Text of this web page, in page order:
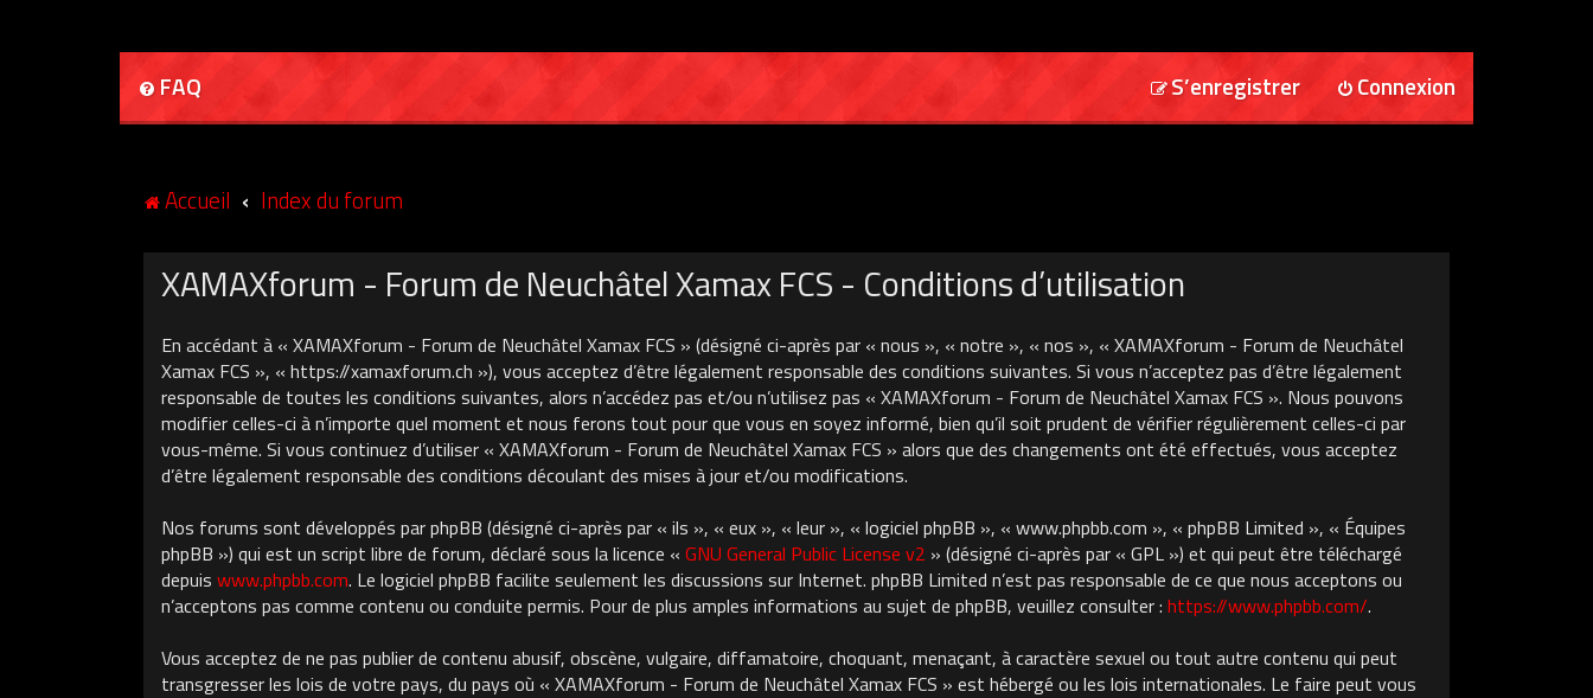
FAQ Connexion
S’enregistrer
Accueil Index du forum
XAMAXforum - Forum de Neuchâtel Xamax FCS - Conditions d’utilisation
En accédant à « XAMAXforum - Forum de Neuchâtel Xamax FCS » (désigné ci-après par « nous », « notre », « nos », « XAMAXforum - Forum de Neuchâtel
Xamax FCS », « https://xamaxforum.ch »), vous acceptez d’être légalement responsable des conditions suivantes. Si vous n’acceptez pas d’être légalement
responsable de toutes les conditions suivantes, alors n’accédez pas et/ou n’utilisez pas « XAMAXforum - Forum de Neuchâtel Xamax FCS ». Nous pouvons
modifier celles-ci à n’importe quel moment et nous ferons tout pour que vous en soyez informé, bien qu’il soit prudent de vérifier régulièrement celles-ci par
vous-même. Si vous continuez d’utiliser « XAMAXforum - Forum de Neuchâtel Xamax FCS » alors que des changements ont été effectués, vous acceptez
d’être légalement responsable des conditions découlant des mises à jour et/ou modifications.
Nos forums sont développés par phpBB (désigné ci-après par « ils », « eux », « leur », « logiciel phpBB », « www.phpbb.com », « phpBB Limited », « Équipes
phpBB ») qui est un script libre de forum, déclaré sous la licence « GNU General Public License v2 » (désigné ci-après par « GPL ») et qui peut être téléchargé
depuis www.phpbb.com. Le logiciel phpBB facilite seulement les discussions sur Internet. phpBB Limited n’est pas responsable de ce que nous acceptons ou
n’acceptons pas comme contenu ou conduite permis. Pour de plus amples informations au sujet de phpBB, veuillez consulter : https://www.phpbb.com/.
Vous acceptez de ne pas publier de contenu abusif, obscène, vulgaire, diffamatoire, choquant, menaçant, à caractère sexuel ou tout autre contenu qui peut
transgresser les lois de votre pays, du pays où « XAMAXforum - Forum de Neuchâtel Xamax FCS » est hébergé ou les lois internationales. Le faire peut vous